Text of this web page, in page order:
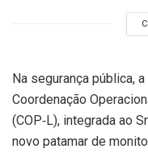
Na segurança pública,
Coordenação
(COP‑L), integrada ao
novo patamar de